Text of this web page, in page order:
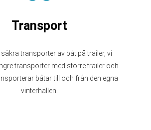
Transport
transporter av båt på trailer, vi
transporter med större trailer och
båtar till och från den egna
vinterhallen.